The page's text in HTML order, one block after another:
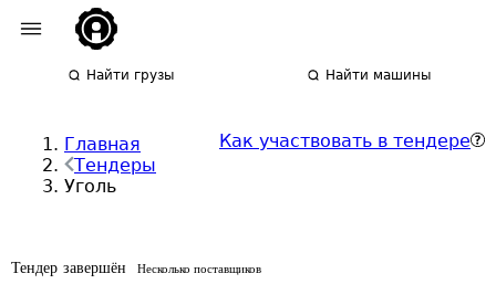
Найти грузы Найти машины
Главная
Тендеры
Уголь
Как участвовать в тендере
Тендер завершён Несколько поставщиков